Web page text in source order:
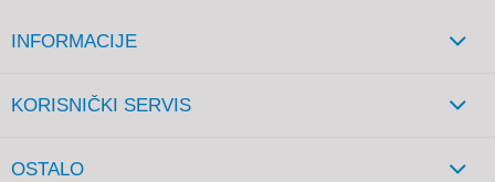
INFORMACIJE
KORISNIČKI SERVIS
OSTALO